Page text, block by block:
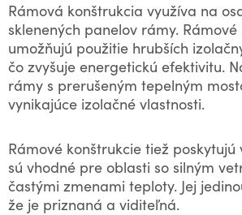
Rámová konštrukcia využíva na
sklenených panelov rámy.
umožňujú použitie hrubších
čo zvyšuje energetickú efektivitu.
rámy s prerušeným tepelným
vynikajúce izolačné vlastnosti.
Rámové konštrukcie tiež poskytujú
sú vhodné pre oblasti so silným
častými zmenami teploty. Jej
že je priznaná a viditeľná.